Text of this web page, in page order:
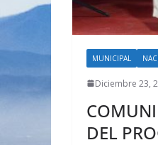
MUNICIPAL
Diciembre 23,
DEL